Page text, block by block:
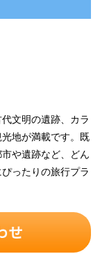
文明の遺跡、カラ
地が満載です。既
や遺跡など、どん
ったりの旅行プラ